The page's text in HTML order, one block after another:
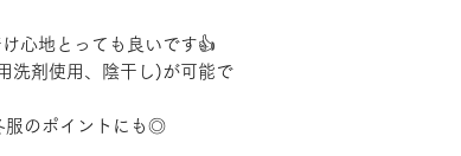
心地とっても良いです👍
洗剤使用、陰干し)が可能で
服のポイントにも◎